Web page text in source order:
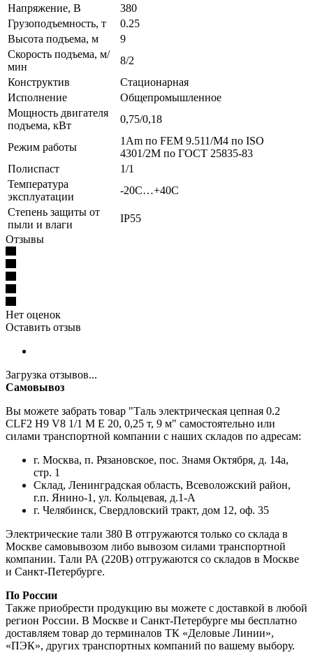
Напряжение, В
380
Грузоподъемность, т
0.25
Высота подъема, м
9
Скорость подъема, м/
мин
8/2
Конструктив
Стационарная
Исполнение
Общепромышленное
Мощность двигателя
подъема, кВт
0,75/0,18
Режим работы
1Am по FEM 9.511/M4 по ISO
4301/2M по ГОСТ 25835-83
Полиспаст
1/1
Температура
эксплуатации
-20С…+40С
Степень защиты от
пыли и влаги
IP55
Отзывы
Нет оценок
Оставить отзыв
Загрузка отзывов...
Самовывоз
Вы можете забрать товар "Таль электрическая цепная 0.2
CLF2 H9 V8 1/1 M E 20, 0,25 т, 9 м" самостоятельно или
силами транспортной компании с наших складов по адресам:
г. Москва, п. Рязановское, пос. Знамя Октября, д. 14а,
стр. 1
Склад, Ленинградская область, Всеволожский район,
г.п. Янино-1, ул. Кольцевая, д.1-А
г. Челябинск, Свердловский тракт, дом 12, оф. 35
Электрические тали 380 В отгружаются только со склада в
Москве самовывозом либо вывозом силами транспортной
компании. Тали РА (220В) отгружаются со складов в Москве
и Санкт-Петербурге.
По России
Также приобрести продукцию вы можете с доставкой в любой
регион России. В Москве и Санкт-Петербурге мы бесплатно
доставляем товар до терминалов ТК «Деловые Линии»,
«ПЭК», других транспортных компаний по вашему выбору.